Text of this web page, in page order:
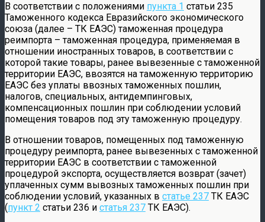
В соответствии с положениями пункта 1 статьи 235
Таможенного кодекса Евразийского экономического
союза (далее – ТК ЕАЭС) таможенная процедура
реимпорта – таможенная процедура, применяемая в
отношении иностранных товаров, в соответствии с
которой такие товары, ранее вывезенные с таможенной
территории ЕАЭС, ввозятся на таможенную территорию
ЕАЭС без уплаты ввозных таможенных пошлин,
налогов, специальных, антидемпинговых,
компенсационных пошлин при соблюдении условий
помещения товаров под эту таможенную процедуру.
В отношении товаров, помещенных под таможенную
процедуру реимпорта, ранее вывезенных с таможенной
территории ЕАЭС в соответствии с таможенной
процедурой экспорта, осуществляется возврат (зачет)
уплаченных сумм вывозных таможенных пошлин при
соблюдении условий, указанных в статье 237 ТК ЕАЭС
(пункт 2 статьи 236 и статья 237 ТК ЕАЭС).